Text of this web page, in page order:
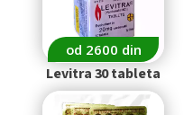
od 2600 din
Levitra 30 tableta